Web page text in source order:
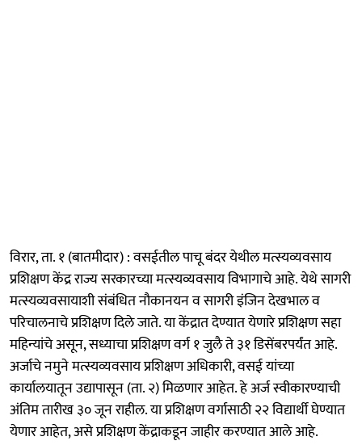
विरार, ता. १ (बातमीदार) : वसईतील पाचू बंदर येथील मत्स्यव्यवसाय
प्रशिक्षण केंद्र राज्य सरकारच्या मत्स्यव्यवसाय विभागाचे आहे. येथे सागरी
मत्स्यव्यवसायाशी संबंधित नौकानयन व सागरी इंजिन देखभाल व
परिचालनाचे प्रशिक्षण दिले जाते. या केंद्रात देण्यात येणारे प्रशिक्षण सहा
महिन्यांचे असून, सध्याचा प्रशिक्षण वर्ग १ जुलै ते ३१ डिसेंबरपर्यंत आहे.
अर्जाचे नमुने मत्स्यव्यवसाय प्रशिक्षण अधिकारी, वसई यांच्या
कार्यालयातून उद्यापासून (ता. २) मिळणार आहेत. हे अर्ज स्वीकारण्याची
अंतिम तारीख ३० जून राहील. या प्रशिक्षण वर्गासाठी २२ विद्यार्थी घेण्यात
येणार आहेत, असे प्रशिक्षण केंद्राकडून जाहीर करण्यात आले आहे.